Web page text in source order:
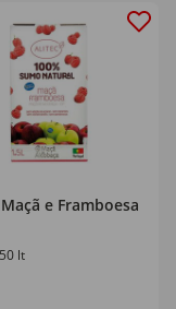
e Framboesa
lt